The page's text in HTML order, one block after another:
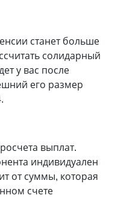
станет больше
солидарный
у вас после
его размер
выплат.
индивидуален
от суммы, которая
счете